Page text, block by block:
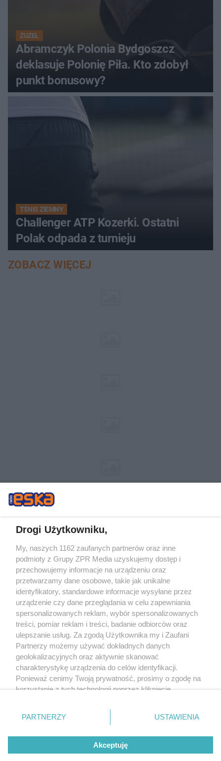
ŻUŻEL
Abramczyk Polonia Bydgoszcz
deklasuje Polonię Piła. Kto zdobył
punkt bonusowy?
TENIS ZIEMNY
Challenger ATP Kozerki. Ostatni
Polak odpada z turnieju
ZOBACZ WIĘCEJ
Żaden utwór zamieszczony w serwisie nie może być powielany i
rozpowszechniany lub dalej rozpowszechniany w jakikolwiek sposób (w
tym także elektroniczny lub mechaniczny) na jakimkolwiek polu
eksploatacji w jakiejkolwiek formie, włącznie z umieszczaniem w Internecie
bez pisemnej zgody właściciela praw. Jakiekolwiek użycie lub
wykorzystanie utworów w całości lub w części z naruszeniem prawa, tzn.
bez właściwej zgody, jest zabronione pod groźbą kary i może być ścigane
prawnie.
O nas
Drogi Użytkowniku,
My, naszych 1162 zaufanych partnerów oraz inne
podmioty z Grupy ZPR Media uzyskujemy dostęp i
przechowujemy informacje na urządzeniu oraz
przetwarzamy dane osobowe, takie jak unikalne
identyfikatory, standardowe informacje wysyłane przez
urządzenie czy dane przeglądania w celu zapewniania
spersonalizowanych reklam, wybór spersonalizowanych
treści, pomiar reklam i treści, badanie odbiorców oraz
ulepszanie usług. Za zgodą Użytkownika my i Zaufani
Partnerzy możemy używać dokładnych danych
geolokalizacyjnych oraz aktywnie skanować
charakterystykę urządzenia do celów identyfikacji.
Ponieważ cenimy Twoją prywatność, prosimy o zgodę na
korzystanie z tych technologii poprzez kliknięcie
zmienić/wycofać klikając przycisk ustawień prywatności
znajdujący się w lewym dolnym rogu strony
rodzaje przetwarzania danych nie wymagają zgody
użytkownika, ale masz prawo sprzeciwić się takiemu
przetwarzaniu. Preferencje będą miały zastosowanie tylko
PARTNERZY USTAWIENIA
Akceptuję